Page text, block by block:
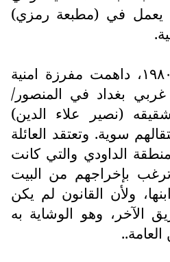
يعمل في (مطبعة رمزي)
في يوم ٥ تموز عام١٩٨٠، داهمت مفرزة امنية
بغداد في المنصور/
(نصير علاء الدين)
سوية. وتعتقد العائلة
الداودي والتي كانت
بإخراجهم من البيت
ولأن القانون لم يكن
الآخر، وهو الوشاية به
العامة..